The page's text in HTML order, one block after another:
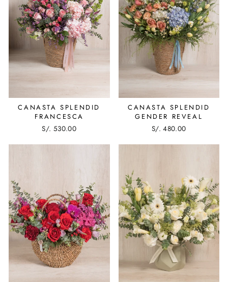
CANASTA SPLENDID
FRANCESCA
S/. 530.00
CANASTA SPLENDID
GENDER REVEAL
S/. 480.00